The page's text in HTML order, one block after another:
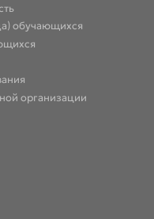
обучающихся
организации